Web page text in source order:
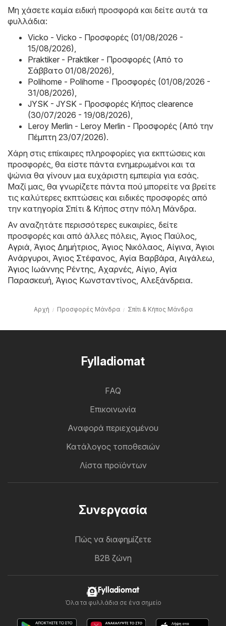
Μη χάσετε καμία ειδική προσφορά και δείτε αυτά τα
φυλλάδια:
Vicko - Vicko - Προσφορές (01/08/2026 -
15/08/2026),
Praktiker - Praktiker - Προσφορές (Από το
Σάββατο 01/08/2026),
Polihome - Polihome - Προσφορές (01/08/2026 -
31/08/2026),
JYSK - JYSK - Προσφορές Κήπος clearence
(30/07/2026 - 19/08/2026),
Leroy Merlin - Leroy Merlin - Προσφορές (Από την
Πέμπτη 23/07/2026).
Χάρη στις επίκαιρες πληροφορίες για εκπτώσεις και
προσφορές, θα είστε πάντα ενημερωμένοι και τα
ψώνια θα γίνουν μια ευχάριστη εμπειρία για εσάς.
Μαζί μας, θα γνωρίζετε πάντα πού μπορείτε να βρείτε
τις καλύτερες εκπτώσεις και ειδικές προσφορές από
την κατηγορία Σπίτι & Κήπος στην πόλη Μάνδρα.
Αν αναζητάτε περισσότερες ευκαιρίες, δείτε
προσφορές και από άλλες πόλεις, Άγιος Παύλος,
Αγριά, Άγιος Δημήτριος, Άγιος Νικόλαος, Αίγινα, Άγιοι
Ανάργυροι, Άγιος Στέφανος, Αγία Βαρβάρα, Αιγάλεω,
Άγιος Ιωάννης Ρέντης, Αχαρνές, Αίγιο, Αγία
Παρασκευή, Άγιος Κωνσταντίνος, Αλεξάνδρεια.
Αρχή Προσφορές Μάνδρα Σπίτι & Κήπος Μάνδρα
Fylladiomat
FAQ
Επικοινωνία
Αναφορά περιεχομένου
Κατάλογος τοποθεσιών
Λίστα προϊόντων
Συνεργασία
Πώς να διαφημίζετε
B2B ζώνη
Fylladiomat
Όλα τα φυλλάδια σε ένα σημείο